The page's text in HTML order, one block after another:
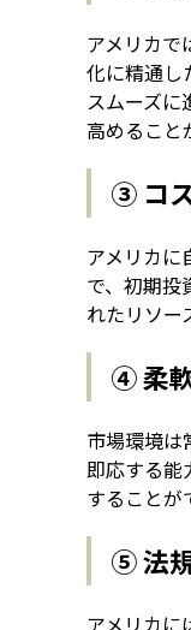
アメリカで
化に精通し
スムーズに
高めること
③ コ
アメリカに
で、初期投
れたリソー
④ 柔
市場環境は
即応する能
することが
⑤ 法
アメリカに